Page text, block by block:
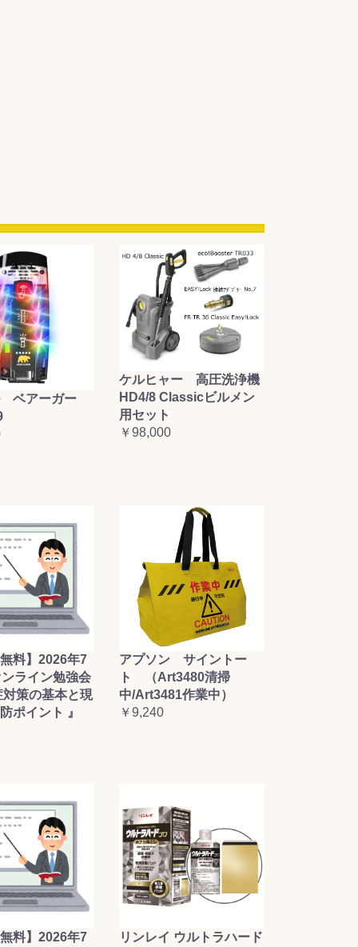
ベアーガー
ケルヒャー 高圧洗浄機
HD4/8 Classicビルメン
用セット
￥98,000
無料】2026年7
ライン勉強会
対策の基本と現
ポイント 』
アプソン サイントー
ト （Art3480清掃
中/Art3481作業中）
￥9,240
無料】2026年7
リンレイ ウルトラハード